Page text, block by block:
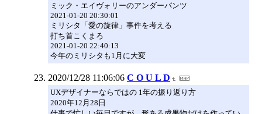
ミック・エイヴォリーのアンダーパンツ
2021-01-20 20:30:01
ミリシタ「愛の旋律」事件を考える
打ち首こくまろ
2021-01-20 22:40:13
今年のミリシタも1月に大変
2020/12/28 11:06:06 C O U L D
UXデザイナーならではの 1年の振り返り方
2020年12月28日